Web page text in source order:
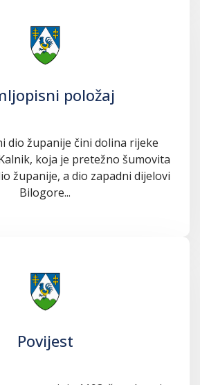
položaj
dio županije čini dolina rijeke
koja je pretežno šumovita
županije, a dio zapadni dijelovi
Bilogore...
Povijest